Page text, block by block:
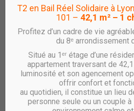
Enquêtes SLS et
23 septembre 2025
Enquêtes SLS
locataires de logements
types d’enquêtes :l’enquête
T2 en Bail Réel Solidaire à
101 – 42,1 m² – 1
Profitez d’un cadre de vie
du 8ᵉ arrondissement
Situé au 1ᵉʳ étage d’une
appartement traversant de
luminosité et son agencement
offrir confort et
au quotidien, il constitue un lieu
personne seule ou un couple à